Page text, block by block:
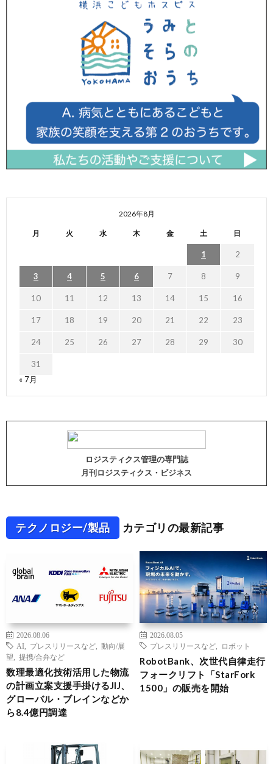
2026年8月
月 火 水 木 金 土 日
1 2
3 4 5 6 7 8 9
10 11 12 13 14 15 16
17 18 19 20 21 22 23
24 25 26 27 28 29 30
31
« 7月
ロジスティクス管理の専門誌
月刊ロジスティクス・ビジネス
テクノロジー/製品 カテゴリの最新記事
2026.08.06
AI
プレスリリースなど
動向/展
望
提携/合弁など
数理最適化技術活用した物流
の計画立案支援手掛けるJIJ、
グローバル・ブレインなどか
ら8.4億円調達
2026.08.05
プレスリリースなど
ロボット
RobotBank、次世代自律走行
フォークリフト「StarFork
1500」の販売を開始